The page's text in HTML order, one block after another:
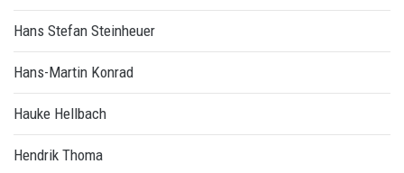
Hans Stefan Steinheuer
Hans-Martin Konrad
Hauke Hellbach
Hendrik Thoma